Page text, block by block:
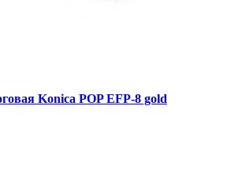
Konica POP EFP-8 gold